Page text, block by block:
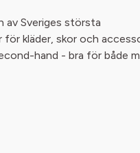
av Sveriges största
för kläder, skor och
hand - bra för både